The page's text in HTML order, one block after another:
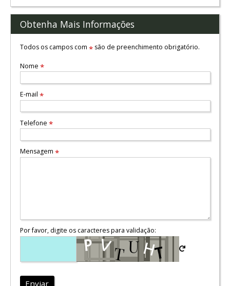
Obtenha Mais Informações
Todos os campos com *são de preenchimento obrigatório.
Nome *
E-mail *
Telefone *
Mensagem *
Por favor, digite os caracteres para validação:
Enviar